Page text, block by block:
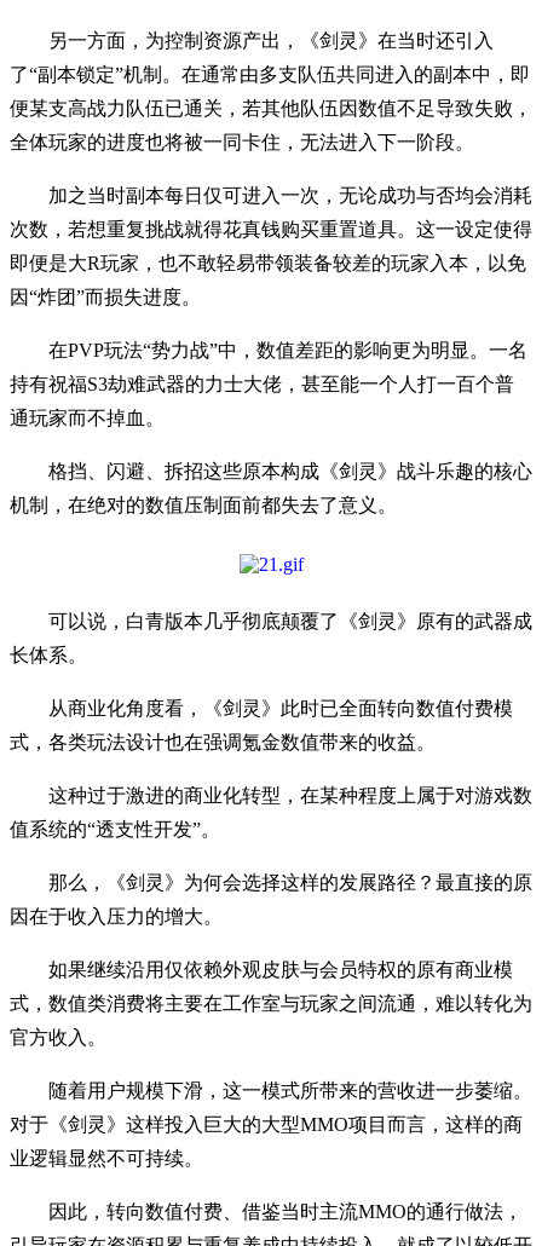
另一方面，为控制资源产出，《剑灵》在当时还引入
了“副本锁定”机制。在通常由多支队伍共同进入的副本中，即
便某支高战力队伍已通关，若其他队伍因数值不足导致失败，
全体玩家的进度也将被一同卡住，无法进入下一阶段。
加之当时副本每日仅可进入一次，无论成功与否均会消耗
次数，若想重复挑战就得花真钱购买重置道具。这一设定使得
即便是大R玩家，也不敢轻易带领装备较差的玩家入本，以免
因“炸团”而损失进度。
在PVP玩法“势力战”中，数值差距的影响更为明显。一名
持有祝福S3劫难武器的力士大佬，甚至能一个人打一百个普
通玩家而不掉血。
格挡、闪避、拆招这些原本构成《剑灵》战斗乐趣的核心
机制，在绝对的数值压制面前都失去了意义。
可以说，白青版本几乎彻底颠覆了《剑灵》原有的武器成
长体系。
从商业化角度看，《剑灵》此时已全面转向数值付费模
式，各类玩法设计也在强调氪金数值带来的收益。
这种过于激进的商业化转型，在某种程度上属于对游戏数
值系统的“透支性开发”。
那么，《剑灵》为何会选择这样的发展路径？最直接的原
因在于收入压力的增大。
如果继续沿用仅依赖外观皮肤与会员特权的原有商业模
式，数值类消费将主要在工作室与玩家之间流通，难以转化为
官方收入。
随着用户规模下滑，这一模式所带来的营收进一步萎缩。
对于《剑灵》这样投入巨大的大型MMO项目而言，这样的商
业逻辑显然不可持续。
因此，转向数值付费、借鉴当时主流MMO的通行做法，